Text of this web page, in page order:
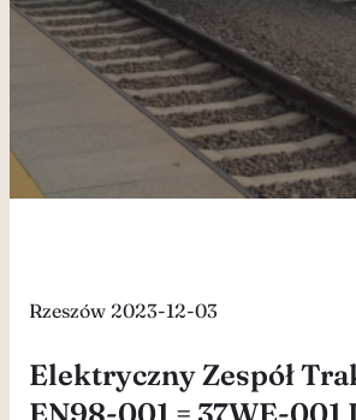
Rzeszów 2023-12-03
Elektryczny Zespół